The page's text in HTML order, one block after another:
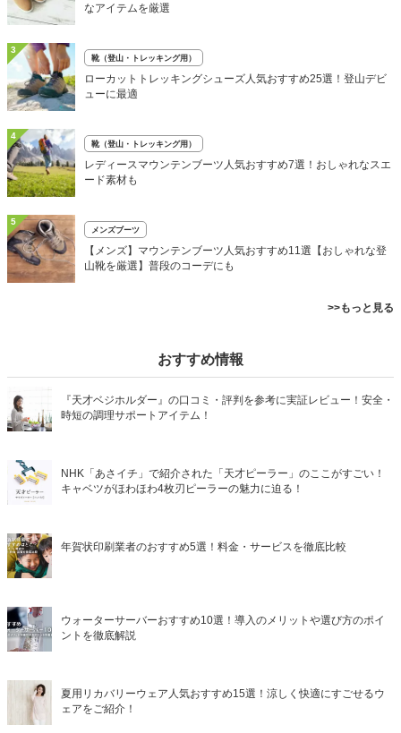
なアイテムを厳選
3
靴（登山・トレッキング用）
ローカットトレッキングシューズ人気おすすめ25選！登山デビ
ューに最適
4
靴（登山・トレッキング用）
レディースマウンテンブーツ人気おすすめ7選！おしゃれなスエ
ード素材も
5
メンズブーツ
【メンズ】マウンテンブーツ人気おすすめ11選【おしゃれな登
山靴を厳選】普段のコーデにも
>>もっと見る
おすすめ情報
『天才ベジホルダー』の口コミ・評判を参考に実証レビュー！安全・
時短の調理サポートアイテム！
NHK「あさイチ」で紹介された「天才ピーラー」のここがすごい！
キャベツがほわほわ4枚刃ピーラーの魅力に迫る！
年賀状印刷業者のおすすめ5選！料金・サービスを徹底比較
ウォーターサーバーおすすめ10選！導入のメリットや選び方のポイ
ントを徹底解説
夏用リカバリーウェア人気おすすめ15選！涼しく快適にすごせるウ
ェアをご紹介！